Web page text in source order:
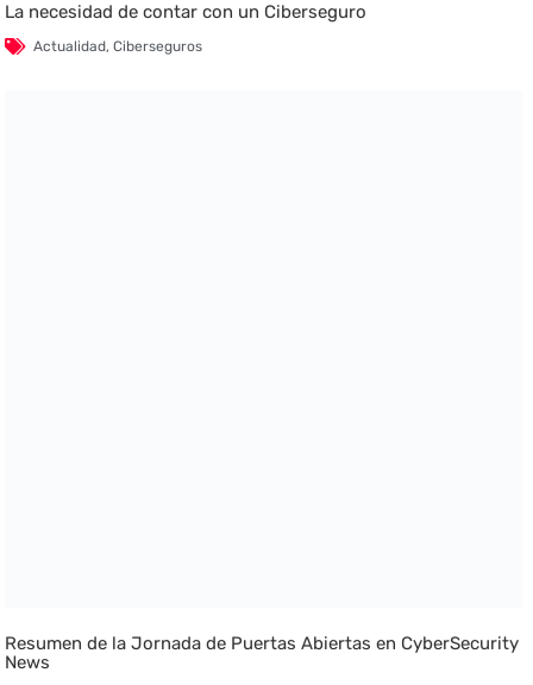
La necesidad de contar con un Ciberseguro
Actualidad,Ciberseguros
Resumen de la Jornada de Puertas Abiertas en CyberSecurity
News